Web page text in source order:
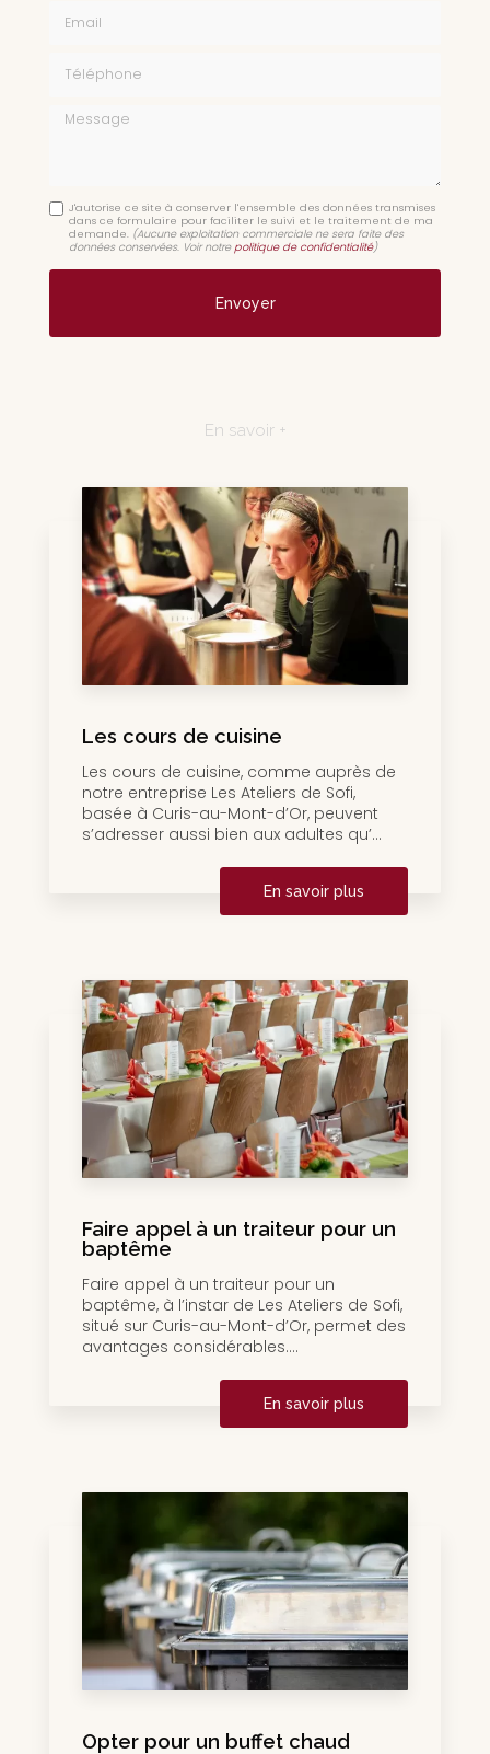
Message
J'autorise ce site à conserver l'ensemble des données transmises
dans ce formulaire pour faciliter le suivi et le traitement de ma
demande. (Aucune exploitation commerciale ne sera faite des
données conservées. Voir notre politique de confidentialité)
En savoir +
Les cours de cuisine
Les cours de cuisine, comme auprès de
notre entreprise Les Ateliers de Sofi,
basée à Curis-au-Mont-d’Or, peuvent
s’adresser aussi bien aux adultes qu’...
En savoir plus
Faire appel à un traiteur pour un
baptême
Faire appel à un traiteur pour un
baptême, à l’instar de Les Ateliers de Sofi,
situé sur Curis-au-Mont-d’Or, permet des
avantages considérables....
En savoir plus
Opter pour un buffet chaud